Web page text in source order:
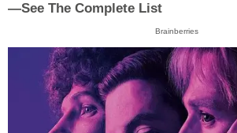
—See The Complete List
Brainberries